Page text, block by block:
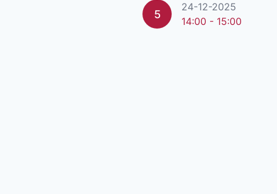
5
24-12-2025
14:00 - 15:00